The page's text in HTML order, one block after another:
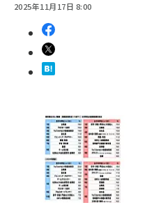
2025年11月17日 8:00